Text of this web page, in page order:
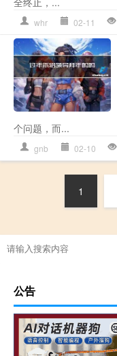
whr 02-11
个问题，而...
gnb 02-10
1
公告